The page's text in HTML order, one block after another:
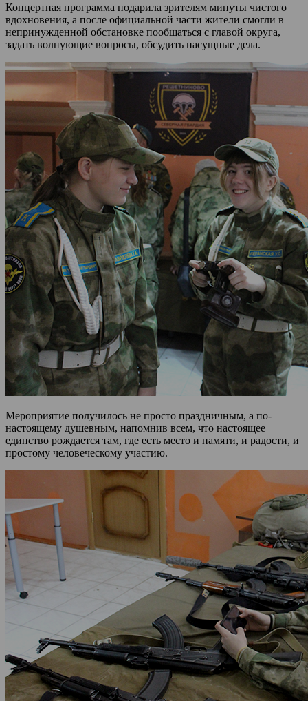
Концертная программа подарила зрителям минуты чистого
вдохновения, а после официальной части жители смогли в
непринужденной обстановке пообщаться с главой округа,
задать волнующие вопросы, обсудить насущные дела.
Мероприятие получилось не просто праздничным, а по-
настоящему душевным, напомнив всем, что настоящее
единство рождается там, где есть место и памяти, и радости, и
простому человеческому участию.